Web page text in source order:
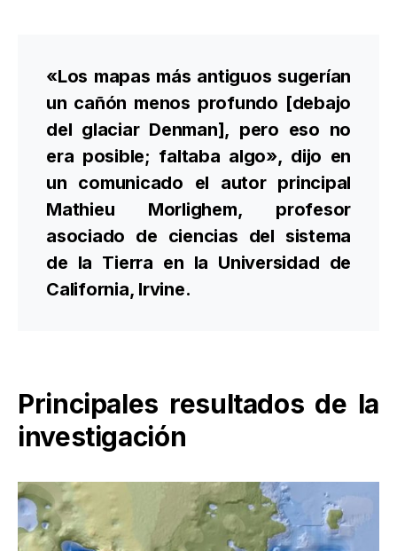
«Los mapas más antiguos sugerían
un cañón menos profundo [debajo
del glaciar Denman], pero eso no
era posible; faltaba algo», dijo en
un comunicado el autor principal
Mathieu Morlighem, profesor
asociado de ciencias del sistema
de la Tierra en la Universidad de
California, Irvine.
Principales resultados de la
investigación